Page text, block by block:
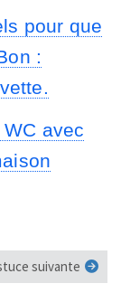
pour que
:
avec
suivante